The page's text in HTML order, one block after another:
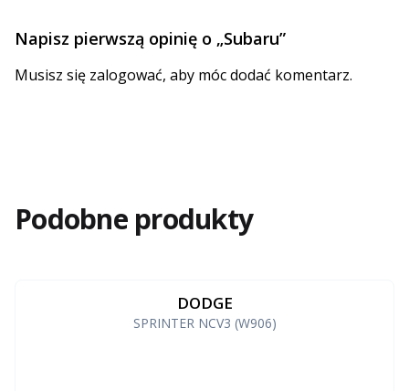
Napisz pierwszą opinię o „Subaru”
Musisz się zalogować, aby móc dodać komentarz.
Podobne produkty
DODGE
SPRINTER NCV3 (W906)